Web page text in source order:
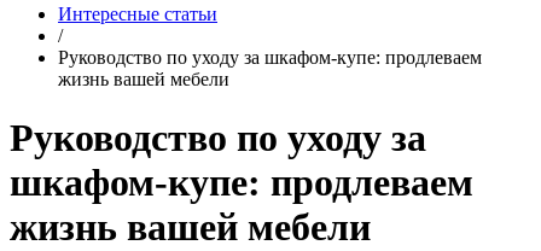
Интересные статьи
/
Руководство по уходу за шкафом-купе: продлеваем
жизнь вашей мебели
Руководство по уходу за
шкафом-купе: продлеваем
жизнь вашей мебели